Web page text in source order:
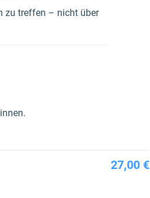
zu treffen – nicht über
27,00 €